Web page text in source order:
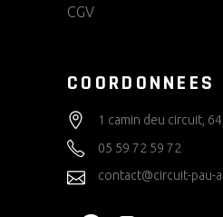
CGV
COORDONNEES
1 camin deu circuit,
05 59 72 59 72
contact@circuit-pau-